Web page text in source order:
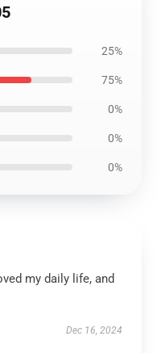
25%
75%
0%
0%
0%
my daily life, and
Dec 16, 2024